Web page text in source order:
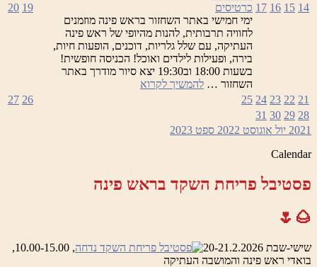
14
15
16
17 כרטיסים
ימי חמישי באתר השחזור בראש פינה מוזמנים
לחוויה תרבותית, להנות מהיופי של ראש פינה
העתיקה, עם שלל גלריות, דוכנים, הופעות חיות,
בירה, ופעילות לילדים ואוכל! הכניסה חופשית!
בשעות 18:00 וב19:30 יצא סיור מודרך באתר
השחזור … להמשיך לקרוא
19
20
21
22
23
24
25
26
27
28
29
30
31
2021 יול אוגוסט 2022 ספט 2023
Calendar
פסטיבל פריחת השקד בראש פינה
🌰🌷
שישי-שבת 20-21.2.2026
, 10.00-15.00,
בואדי ראש פינה והמושבה העתיקה